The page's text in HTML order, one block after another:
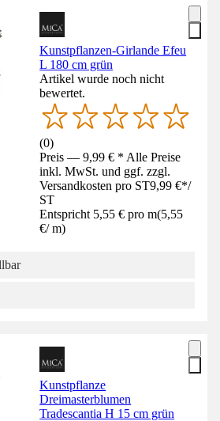
Kunstpflanzen-Girlande Efeu
L 180 cm grün
Artikel wurde noch nicht
bewertet.
(0)
Preis — 9,99 € * Alle Preise
inkl. MwSt. und ggf. zzgl.
Versandkosten pro ST9,99 €*/
ST
Entspricht 5,55 € pro m(5,55
€/ m)
Kunstpflanze
Dreimasterblumen
Tradescantia H 15 cm grün